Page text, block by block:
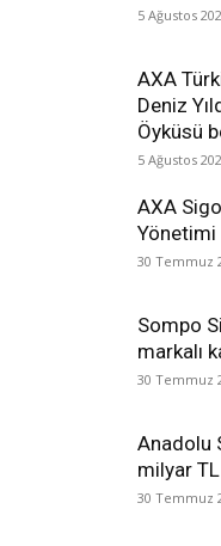
5 Ağustos
AXA
Deniz
Öyküsü
5 Ağustos
AXA
30 Temmuz
Sompo
markalı
30 Temmuz
Anadolu
milyar
30 Temmuz